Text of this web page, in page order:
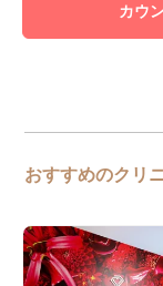
カウ
おすすめのクリ